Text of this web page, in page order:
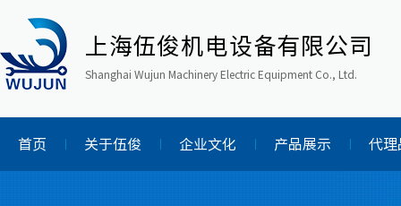
上海伍俊机电设备有限公司
Shanghai Wujun Machinery Electric Equipment Co., Ltd.
首页 关于伍俊 企业文化 产品展示 代理